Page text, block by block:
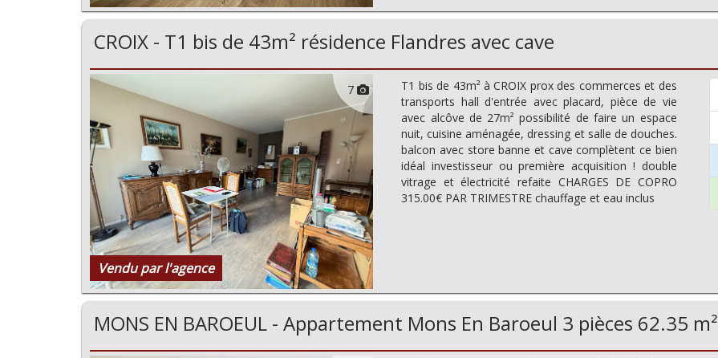
CROIX - T1 bis de 43m² résidence Flandres avec cave
7
Vendu par l'agence
T1 bis de 43m² à CROIX prox des commerces et des
transports hall d'entrée avec placard, pièce de vie
avec alcôve de 27m² possibilité de faire un espace
nuit, cuisine aménagée, dressing et salle de douches.
balcon avec store banne et cave complètent ce bien
idéal investisseur ou première acquisition ! double
vitrage et électricité refaite CHARGES DE COPRO
315.00€ PAR TRIMESTRE chauffage et eau inclus
MONS EN BAROEUL - Appartement Mons En Baroeul 3 pièces 62.35 m²